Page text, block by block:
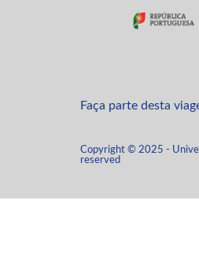
Faça parte desta
Copyright © 2025 -
reserved